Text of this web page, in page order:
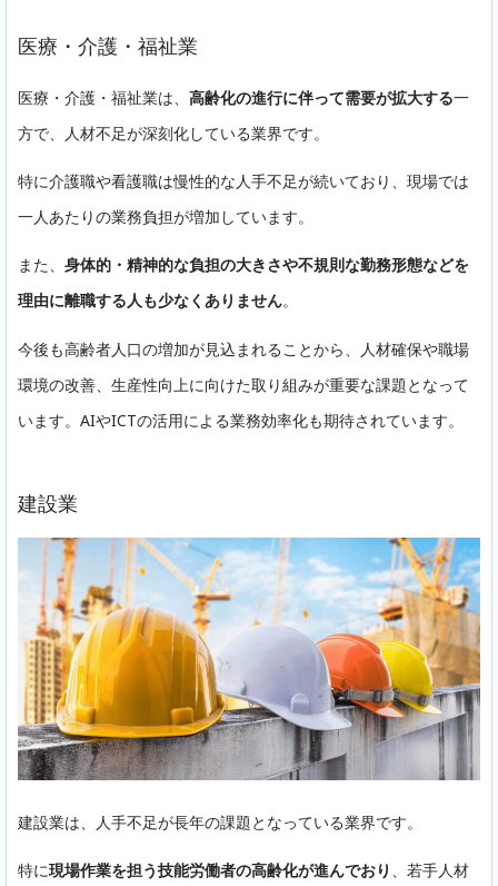
医療・介護・福祉業
医療・介護・福祉業は、 高齢化の進行に伴って需要が拡大する一
方で、人材不足が深刻化している業界です。
特に介護職や看護職は慢性的な人手不足が続いており、現場では
一人あたりの業務負担が増加しています。
また、 身体的・精神的な負担の大きさや不規則な勤務形態などを
理由に離職する人も少なくありません。
今後も高齢者人口の増加が見込まれることから、人材確保や職場
環境の改善、生産性向上に向けた取り組みが重要な課題となって
います。AIやICTの活用による業務効率化も期待されています。
建設業
建設業は、人手不足が長年の課題となっている業界です。
特に現場作業を担う技能労働者の高齢化が進んでおり 、若手人材